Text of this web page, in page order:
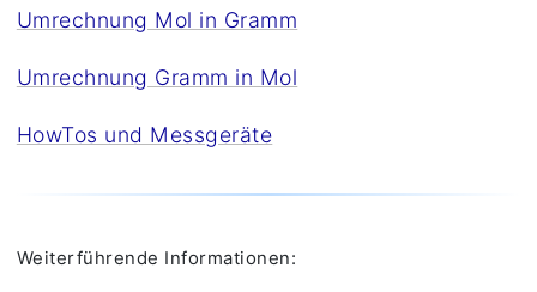
Umrechnung Mol in Gramm
Umrechnung Gramm in Mol
HowTos und Messgeräte
Weiterführende Informationen: